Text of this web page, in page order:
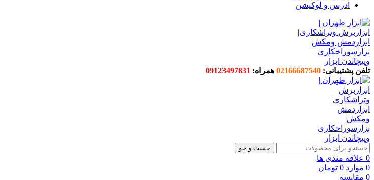
ادرس و لوکیشن
تلفن پشتیبانی: 02166687540 همراه: 09123497831
جست و جو
0 علاقه مندی ها
0 موارد 0 تومان
0 مقایسه